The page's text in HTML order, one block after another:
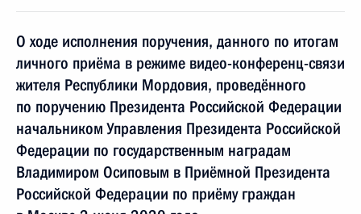
О ходе исполнения поручения, данного по итогам
личного приёма в режиме видео-конференц-связи
жителя Республики Мордовия, проведённого
по поручению Президента Российской Федерации
начальником Управления Президента Российской
Федерации по государственным наградам
Владимиром Осиповым в Приёмной Президента
Российской Федерации по приёму граждан